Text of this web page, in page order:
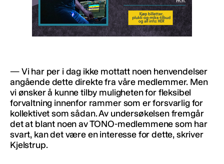
— Vi har per i dag ikke mottatt noen henvendelser
angående dette direkte fra våre medlemmer. Men
vi ønsker å kunne tilby muligheten for fleksibel
forvaltning innenfor rammer som er forsvarlig for
kollektivet som sådan. Av undersøkelsen fremgår
det at blant noen av TONO-medlemmene som har
svart, kan det være en interesse for dette, skriver
Kjelstrup.